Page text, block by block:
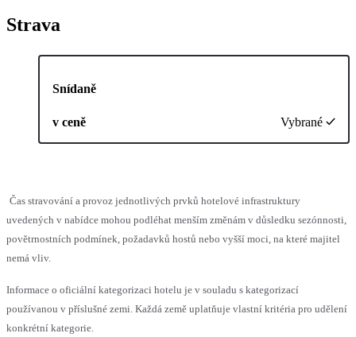
Strava
Snídaně
v ceně Vybrané
Čas stravování a provoz jednotlivých prvků hotelové infrastruktury
uvedených v nabídce mohou podléhat menším změnám v důsledku sezónnosti,
povětrnostních podmínek, požadavků hostů nebo vyšší moci, na které majitel
nemá vliv.
Informace o oficiální kategorizaci hotelu je v souladu s kategorizací
používanou v příslušné zemi. Každá země uplatňuje vlastní kritéria pro udělení
konkrétní kategorie.